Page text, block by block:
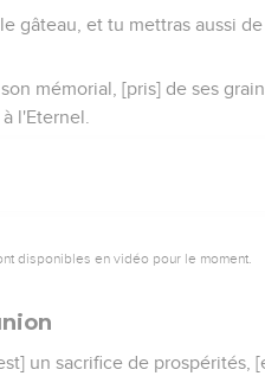
gâteau, et tu mettras aussi
mémorial, [pris] de ses
l'Eternel.
disponibles en vidéo pour le moment.
un sacrifice de prospérités,